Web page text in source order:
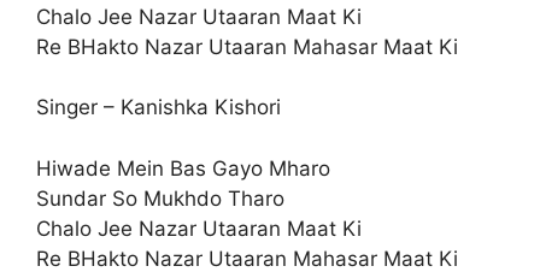
Chalo Jee Nazar Utaaran Maat Ki
Re BHakto Nazar Utaaran Mahasar Maat Ki
Singer – Kanishka Kishori
Hiwade Mein Bas Gayo Mharo
Sundar So Mukhdo Tharo
Chalo Jee Nazar Utaaran Maat Ki
Re BHakto Nazar Utaaran Mahasar Maat Ki